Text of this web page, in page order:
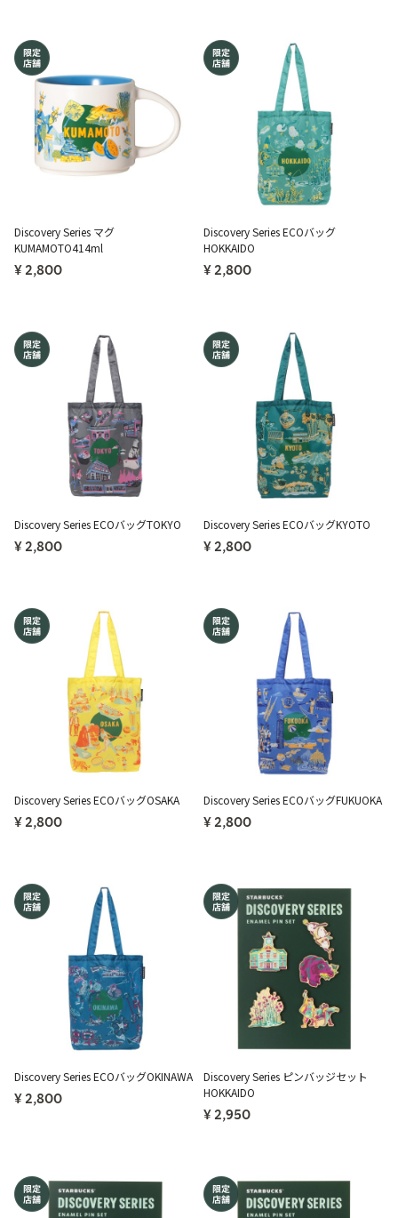
Discovery Series マグ
KUMAMOTO414ml
¥ 2,800
Discovery Series ECOバッグ
HOKKAIDO
¥ 2,800
Discovery Series ECOバッグTOKYO
¥ 2,800
Discovery Series ECOバッグKYOTO
¥ 2,800
Discovery Series ECOバッグOSAKA
¥ 2,800
Discovery Series ECOバッグFUKUOKA
¥ 2,800
Discovery Series ECOバッグOKINAWA
¥ 2,800
Discovery Series ピンバッジセット
HOKKAIDO
¥ 2,950